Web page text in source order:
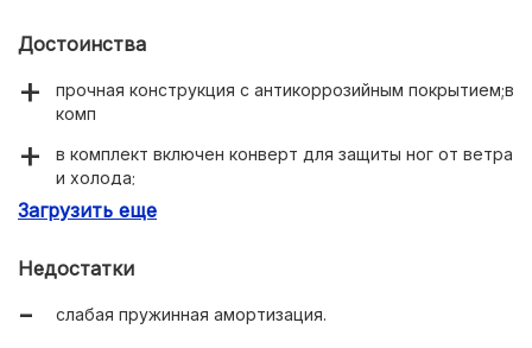
Достоинства
прочная конструкция с антикоррозийным покрытием;в
комп
в комплект включен конверт для защиты ног от ветра
и холода;
регулируемая спинка;
бампер;
Загрузить еще
Недостатки
слабая пружинная амортизация.